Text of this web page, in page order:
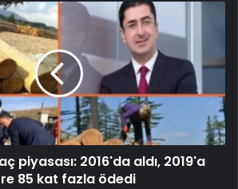
piyasası: 2016'da aldı, 2019'a
85 kat fazla ödedi